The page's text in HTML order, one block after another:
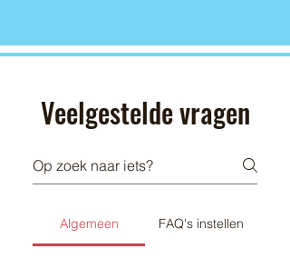
Veelgestelde vragen
Algemeen FAQ's instellen